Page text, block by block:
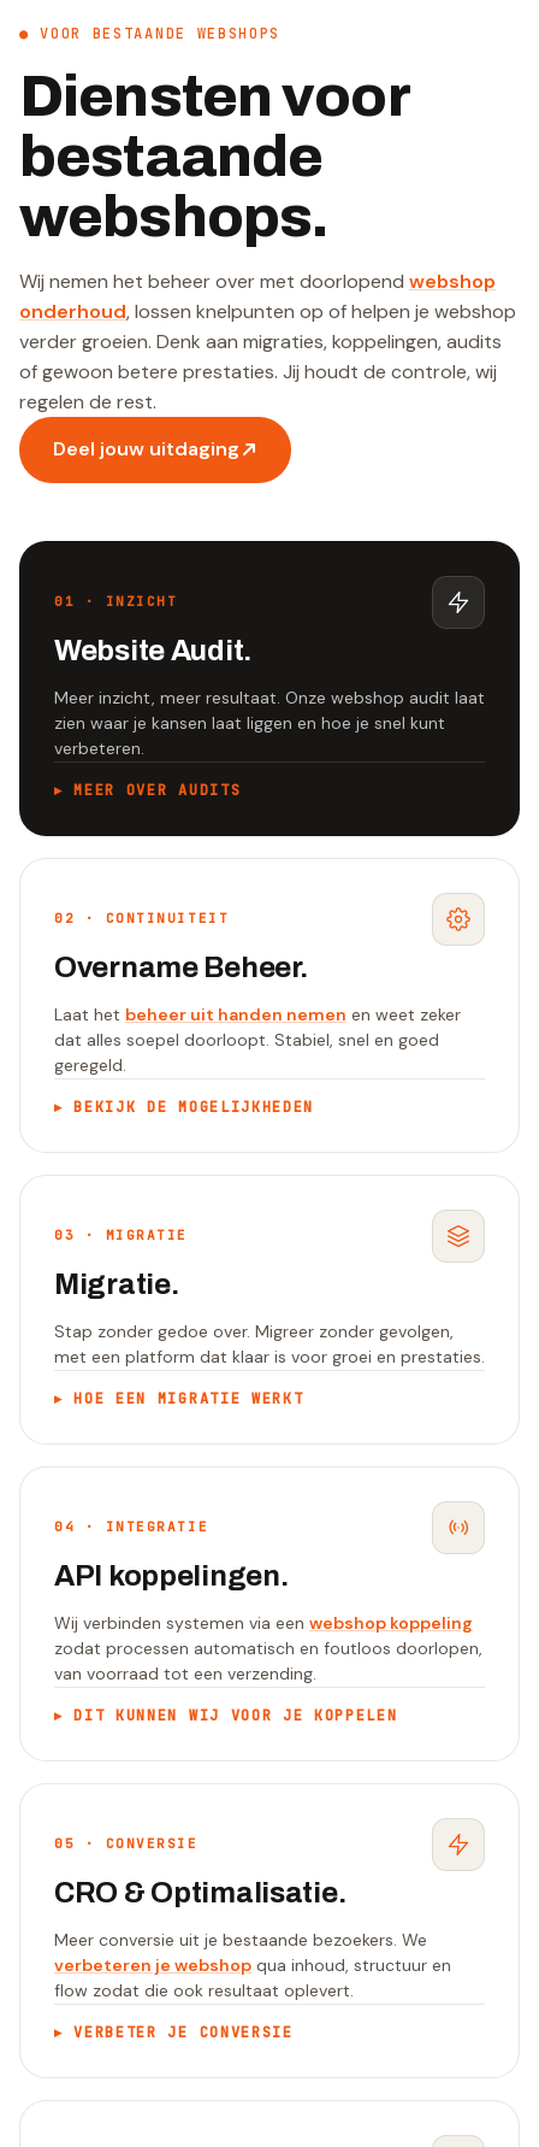
● VOOR BESTAANDE WEBSHOPS
Diensten voor
bestaande
webshops.
Wij nemen het beheer over met doorlopend webshop
onderhoud, lossen knelpunten op of helpen je webshop
verder groeien. Denk aan migraties, koppelingen, audits
of gewoon betere prestaties. Jij houdt de controle, wij
regelen de rest.
Deel jouw uitdaging
01 · INZICHT
Website Audit.
Meer inzicht, meer resultaat. Onze webshop audit laat
zien waar je kansen laat liggen en hoe je snel kunt
verbeteren.
▸MEER OVER AUDITS
02 · CONTINUITEIT
Overname Beheer.
Laat het beheer uit handen nemen en weet zeker
dat alles soepel doorloopt. Stabiel, snel en goed
geregeld.
▸BEKIJK DE MOGELIJKHEDEN
03 · MIGRATIE
Migratie.
Stap zonder gedoe over. Migreer zonder gevolgen,
met een platform dat klaar is voor groei en prestaties.
▸HOE EEN MIGRATIE WERKT
04 · INTEGRATIE
API koppelingen.
Wij verbinden systemen via een webshop koppeling
zodat processen automatisch en foutloos doorlopen,
van voorraad tot een verzending.
▸DIT KUNNEN WIJ VOOR JE KOPPELEN
05 · CONVERSIE
CRO & Optimalisatie.
Meer conversie uit je bestaande bezoekers. We
verbeteren je webshop qua inhoud, structuur en
flow zodat die ook resultaat oplevert.
▸VERBETER JE CONVERSIE